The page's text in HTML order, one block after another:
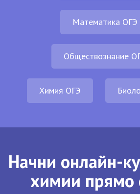
Математика ОГЭ
Обществознание
Химия ОГЭ
Начни онлайн-
химии прямо